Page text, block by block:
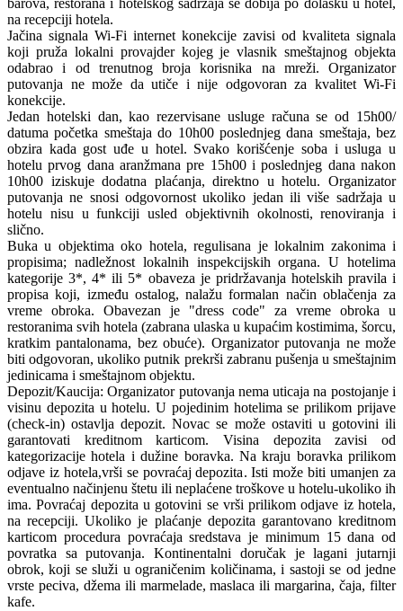
barova, restorana i hotelskog sadržaja se dobija po dolasku u hotel,
na recepciji hotela.
Jačina signala Wi-Fi internet konekcije zavisi od kvaliteta signala
koji pruža lokalni provajder kojeg je vlasnik smeštajnog objekta
odabrao i od trenutnog broja korisnika na mreži. Organizator
putovanja ne može da utiče i nije odgovoran za kvalitet Wi-Fi
konekcije.
Jedan hotelski dan, kao rezervisane usluge računa se od 15h00/
datuma početka smeštaja do 10h00 poslednjeg dana smeštaja, bez
obzira kada gost uđe u hotel. Svako korišćenje soba i usluga u
hotelu prvog dana aranžmana pre 15h00 i poslednjeg dana nakon
10h00 iziskuje dodatna plaćanja, direktno u hotelu. Organizator
putovanja ne snosi odgovornost ukoliko jedan ili više sadržaja u
hotelu nisu u funkciji usled objektivnih okolnosti, renoviranja i
slično.
Buka u objektima oko hotela, regulisana je lokalnim zakonima i
propisima; nadležnost lokalnih inspekcijskih organa. U hotelima
kategorije 3*, 4* ili 5* obaveza je pridržavanja hotelskih pravila i
propisa koji, između ostalog, nalažu formalan način oblačenja za
vreme obroka. Obavezan je "dress code" za vreme obroka u
restoranima svih hotela (zabrana ulaska u kupaćim kostimima, šorcu,
kratkim pantalonama, bez obuće). Organizator putovanja ne može
biti odgovoran, ukoliko putnik prekrši zabranu pušenja u smeštajnim
jedinicama i smeštajnom objektu.
Depozit/Kaucija: Organizator putovanja nema uticaja na postojanje i
visinu depozita u hotelu. U pojedinim hotelima se prilikom prijave
(check-in) ostavlja depozit. Novac se može ostaviti u gotovini ili
garantovati kreditnom karticom. Visina depozita zavisi od
kategorizacije hotela i dužine boravka. Na kraju boravka prilikom
odjave iz hotela,vrši se povraćaj depozita. Isti može biti umanjen za
eventualno načinjenu štetu ili neplaćene troškove u hotelu-ukoliko ih
ima. Povraćaj depozita u gotovini se vrši prilikom odjave iz hotela,
na recepciji. Ukoliko je plaćanje depozita garantovano kreditnom
karticom procedura povraćaja sredstava je minimum 15 dana od
povratka sa putovanja. Kontinentalni doručak je lagani jutarnji
obrok, koji se služi u ograničenim količinama, i sastoji se od jedne
vrste peciva, džema ili marmelade, maslaca ili margarina, čaja, filter
kafe.